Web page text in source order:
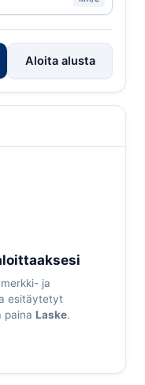
Aloita alusta
ja
esitäytetyt
paina Laske.